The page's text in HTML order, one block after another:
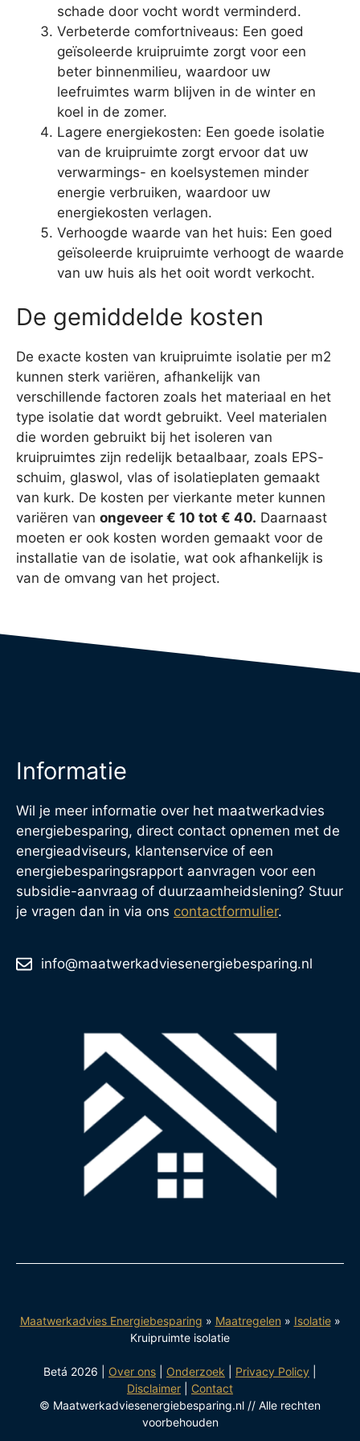
schade door vocht wordt verminderd.
Verbeterde comfortniveaus: Een goed
geïsoleerde kruipruimte zorgt voor een
beter binnenmilieu, waardoor uw
leefruimtes warm blijven in de winter en
koel in de zomer.
Lagere energiekosten: Een goede isolatie
van de kruipruimte zorgt ervoor dat uw
verwarmings- en koelsystemen minder
energie verbruiken, waardoor uw
energiekosten verlagen.
Verhoogde waarde van het huis: Een goed
geïsoleerde kruipruimte verhoogt de waarde
van uw huis als het ooit wordt verkocht.
De gemiddelde kosten
De exacte kosten van kruipruimte isolatie per m2
kunnen sterk variëren, afhankelijk van
verschillende factoren zoals het materiaal en het
type isolatie dat wordt gebruikt. Veel materialen
die worden gebruikt bij het isoleren van
kruipruimtes zijn redelijk betaalbaar, zoals EPS-
schuim, glaswol, vlas of isolatieplaten gemaakt
van kurk. De kosten per vierkante meter kunnen
variëren van ongeveer € 10 tot € 40. Daarnaast
moeten er ook kosten worden gemaakt voor de
installatie van de isolatie, wat ook afhankelijk is
van de omvang van het project.
Informatie
Wil je meer informatie over het maatwerkadvies
energiebesparing, direct contact opnemen met de
energieadviseurs, klantenservice of een
energiebesparingsrapport aanvragen voor een
subsidie-aanvraag of duurzaamheidslening? Stuur
je vragen dan in via ons contactformulier.
info@maatwerkadviesenergiebesparing.nl
Maatwerkadvies Energiebesparing » Maatregelen » Isolatie»
Kruipruimte isolatie
Betá 2026 | Over ons Onderzoek Privacy Policy
Disclaimer
Contact
© Maatwerkadviesenergiebesparing.nl // Alle rechten
voorbehouden